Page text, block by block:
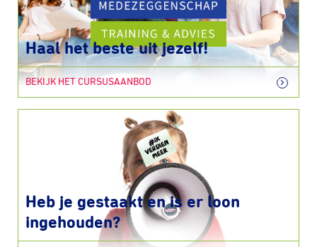
Haal het beste uit jezelf!
BEKIJK HET CURSUSAANBOD
Heb je gestaakt en is er loon
ingehouden?